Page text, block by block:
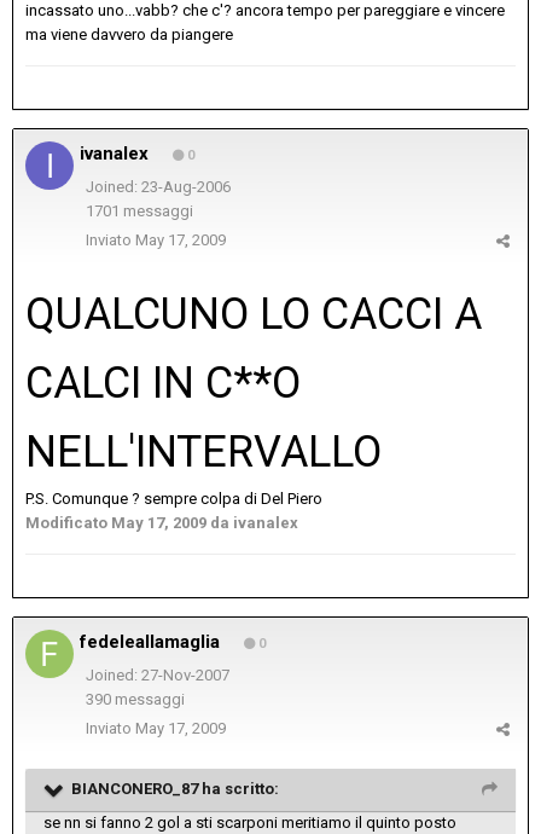
incassato uno...vabb? che c'? ancora tempo per pareggiare e vincere
ma viene davvero da piangere
ivanalex 0
Joined: 23-Aug-2006
1701 messaggi
Inviato May 17, 2009
QUALCUNO LO CACCI A
CALCI IN C**O
NELL'INTERVALLO
P.S. Comunque ? sempre colpa di Del Piero
Modificato May 17, 2009 da ivanalex
fedeleallamaglia 0
Joined: 27-Nov-2007
390 messaggi
Inviato May 17, 2009
BIANCONERO_87 ha scritto:
se nn si fanno 2 gol a sti scarponi meritiamo il quinto posto